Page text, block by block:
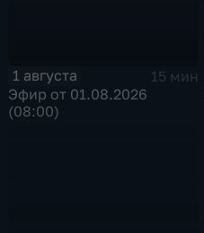
1 августа
15 мин
Эфир от 01.08.2026
(08:00)